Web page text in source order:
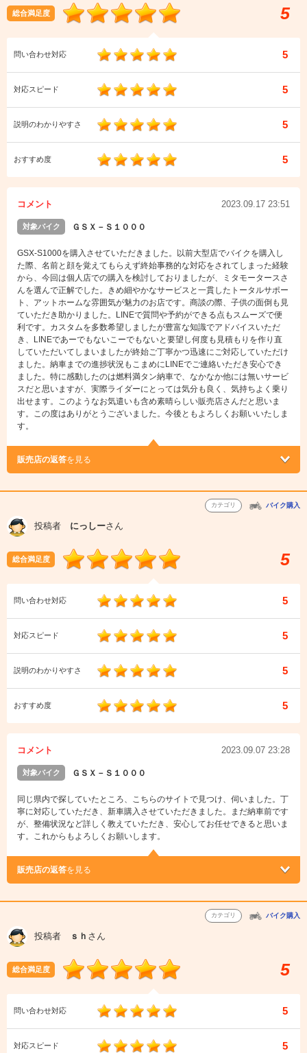
総合満足度 5
問い合わせ対応 5
対応スピード 5
説明のわかりやすさ 5
おすすめ度 5
コメント 2023.09.17 23:51
対象バイク ＧＳＸ－Ｓ１０００
GSX-S1000を購入させていただきました。以前大型店でバイクを購入し
た際、名前と顔を覚えてもらえず終始事務的な対応をされてしまった経験
から、今回は個人店での購入を検討しておりましたが、ミタモータースさ
んを選んで正解でした。きめ細やかなサービスと一貫したトータルサポー
ト、アットホームな雰囲気が魅力のお店です。商談の際、子供の面倒も見
ていただき助かりました。LINEで質問や予約ができる点もスムーズで便
利です。カスタムを多数希望しましたが豊富な知識でアドバイスいただ
き、LINEであーでもないこーでもないと要望し何度も見積もりを作り直
していただいてしまいましたが終始ご丁寧かつ迅速にご対応していただけ
ました。納車までの進捗状況もこまめにLINEでご連絡いただき安心でき
ました。特に感動したのは燃料満タン納車で、なかなか他には無いサービ
スだと思いますが、実際ライダーにとっては気分も良く、気持ちよく乗り
出せます。このようなお気遣いも含め素晴らしい販売店さんだと思いま
す。この度はありがとうございました。今後ともよろしくお願いいたしま
す。
販売店の返答を見る
カテゴリ バイク購入
投稿者 にっしーさん
総合満足度 5
問い合わせ対応 5
対応スピード 5
説明のわかりやすさ 5
おすすめ度 5
コメント 2023.09.07 23:28
対象バイク ＧＳＸ－Ｓ１０００
同じ県内で探していたところ、こちらのサイトで見つけ、伺いました。丁
寧に対応していただき、新車購入させていただきました。まだ納車前です
が、整備状況など詳しく教えていただき、安心してお任せできると思いま
す。これからもよろしくお願いします。
販売店の返答を見る
カテゴリ バイク購入
投稿者 ｓｈ さん
総合満足度 5
問い合わせ対応 5
対応スピード 5